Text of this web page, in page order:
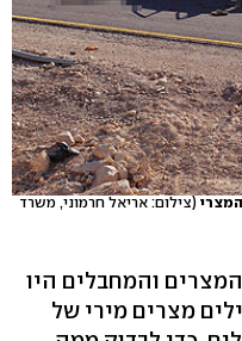
(צילום: אריאל חרמוני, משרד
והמחבלים היו
מצרים מירי של